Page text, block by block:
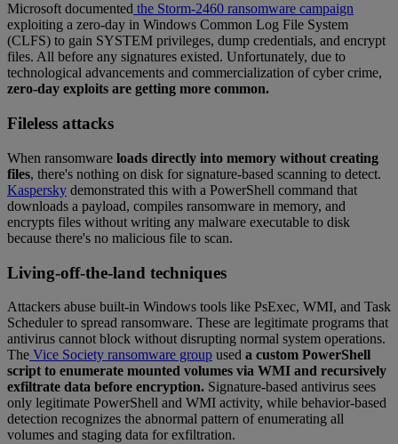
Microsoft documented the Storm-2460 ransomware campaign
exploiting a zero-day in Windows Common Log File System
(CLFS) to gain SYSTEM privileges, dump credentials, and encrypt
files. All before any signatures existed. Unfortunately, due to
technological advancements and commercialization of cyber crime,
zero-day exploits are getting more common.
Fileless attacks
When ransomware loads directly into memory without creating
files, there's nothing on disk for signature-based scanning to detect.
Kaspersky demonstrated this with a PowerShell command that
downloads a payload, compiles ransomware in memory, and
encrypts files without writing any malware executable to disk
because there's no malicious file to scan.
Living-off-the-land techniques
Attackers abuse built-in Windows tools like PsExec, WMI, and Task
Scheduler to spread ransomware. These are legitimate programs that
antivirus cannot block without disrupting normal system operations.
The Vice Society ransomware group used a custom PowerShell
script to enumerate mounted volumes via WMI and recursively
exfiltrate data before encryption. Signature-based antivirus sees
only legitimate PowerShell and WMI activity, while behavior-based
detection recognizes the abnormal pattern of enumerating all
volumes and staging data for exfiltration.